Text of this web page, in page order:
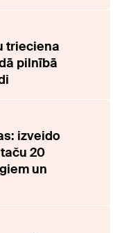
trieciena
pilnībā
izveido
20
un